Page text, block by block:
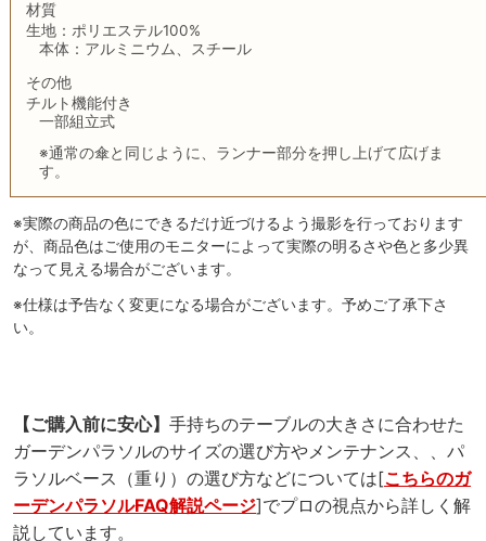
材質
生地：ポリエステル100%
本体：アルミニウム、スチール
その他
チルト機能付き
一部組立式
※通常の傘と同じように、ランナー部分を押し上げて広げま
す。
※実際の商品の色にできるだけ近づけるよう撮影を行っております
が、商品色はご使用のモニターによって実際の明るさや色と多少異
なって見える場合がございます。
※仕様は予告なく変更になる場合がございます。予めご了承下さ
い。
【ご購入前に安心】 手持ちのテーブルの大きさに合わせた
ガーデンパラソルのサイズの選び方やメンテナンス、、パ
ラソルベース（重り）の選び方などについては[こちらのガ
ーデンパラソルFAQ解説ページ]でプロの視点から詳しく解
説しています。